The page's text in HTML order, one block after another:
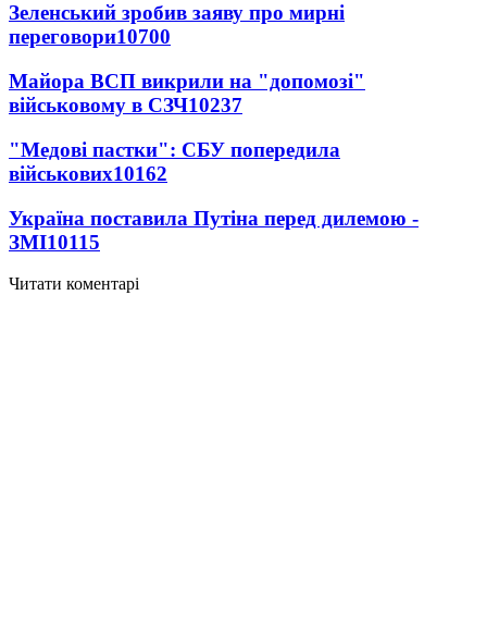
Зеленський зробив заяву про мирні
переговори10700
Майора ВСП викрили на "допомозі"
військовому в СЗЧ10237
"Медові пастки": СБУ попередила
військових10162
Україна поставила Путіна перед дилемою -
ЗМІ10115
Читати коментарі